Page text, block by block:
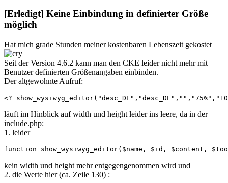
[Erledigt] Keine Einbindung in definierter Größe
möglich
Hat mich grade Stunden meiner kostenbaren Lebenszeit gekostet
Seit der Version 4.6.2 kann man den CKE leider nicht mehr mit
Benutzer definierten Größenangaben einbinden.
Der altgewohnte Aufruf:
<?
läuft im Hinblick auf width und height leider ins leere, da in der
include.php:
1. leider
function show_wysiwyg_editor($name, $id, $content,
kein width und height mehr entgegengenommen wird und
2. die Werte hier (ca. Zeile 130) :